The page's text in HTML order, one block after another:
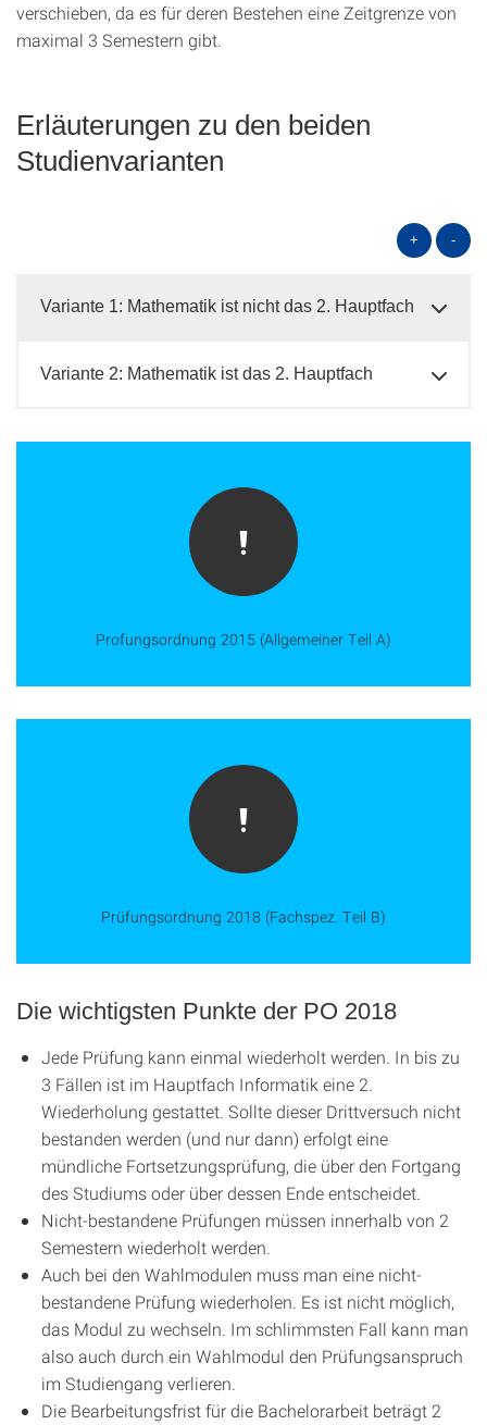
verschieben, da es für deren Bestehen eine Zeitgrenze von
maximal 3 Semestern gibt.
Erläuterungen zu den beiden
Studienvarianten
+ -
Variante 1: Mathematik ist nicht das 2. Hauptfach
Variante 2: Mathematik ist das 2. Hauptfach
Profungsordnung 2015 (Allgemeiner Teil A)
Prüfungsordnung 2018 (Fachspez. Teil B)
Die wichtigsten Punkte der PO 2018
Jede Prüfung kann einmal wiederholt werden. In bis zu
3 Fällen ist im Hauptfach Informatik eine 2.
Wiederholung gestattet. Sollte dieser Drittversuch nicht
bestanden werden (und nur dann) erfolgt eine
mündliche Fortsetzungsprüfung, die über den Fortgang
des Studiums oder über dessen Ende entscheidet.
Nicht-bestandene Prüfungen müssen innerhalb von 2
Semestern wiederholt werden.
Auch bei den Wahlmodulen muss man eine nicht-
bestandene Prüfung wiederholen. Es ist nicht möglich,
das Modul zu wechseln. Im schlimmsten Fall kann man
also auch durch ein Wahlmodul den Prüfungsanspruch
im Studiengang verlieren.
Die Bearbeitungsfrist für die Bachelorarbeit beträgt 2